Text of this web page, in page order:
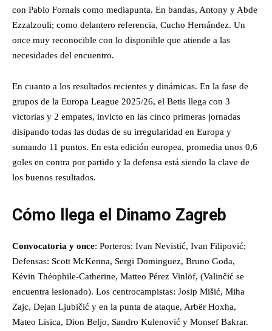
con Pablo Fornals como mediapunta. En bandas, Antony y Abde
Ezzalzouli; como delantero referencia, Cucho Hernández. Un
once muy reconocible con lo disponible que atiende a las
necesidades del encuentro.
En cuanto a los resultados recientes y dinámicas. En la fase de
grupos de la Europa League 2025/26, el Betis llega con 3
victorias y 2 empates, invicto en las cinco primeras jornadas
disipando todas las dudas de su irregularidad en Europa y
sumando 11 puntos. En esta edición europea, promedia unos 0,6
goles en contra por partido y la defensa está siendo la clave de
los buenos resultados.
Cómo llega el Dinamo Zagreb
Convocatoria y once: Porteros: Ivan Nevistić, Ivan Filipović;
Defensas: Scott McKenna, Sergi Dominguez, Bruno Goda,
Kévin Théophile‑Catherine, Matteo Pérez Vinlöf, (Valinčić se
encuentra lesionado). Los centrocampistas: Josip Mišić, Miha
Zajc, Dejan Ljubičić y en la punta de ataque, Arbër Hoxha,
Mateo Lisica, Dion Beljo, Sandro Kulenović y Monsef Bakrar.